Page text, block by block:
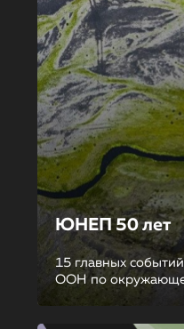
ЮНЕП 50 лет
15 главных
ООН по